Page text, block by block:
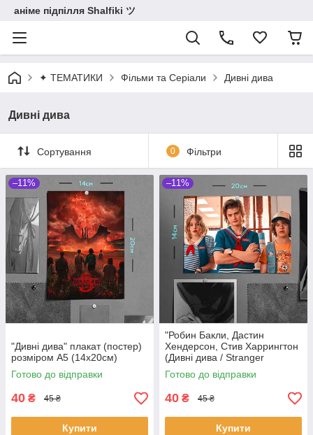
аніме підпілля Shalfiki ツ
✦ ТЕМАТИКИ Фільми та Серіали Дивні дива
Дивні дива
Сортування 0 Фільтри
–11%
"Дивні дива" плакат (постер)
розміром А5 (14х20см)
Готово до відправки
40 ₴ 45 ₴
Купити
–11%
"Робин Бакли, Дастин
Хендерсон, Стив Харрингтон
(Дивні дива / Stranger
Things)" плакат (постер)
розміром А5 (20х14см)
Готово до відправки
40 ₴ 45 ₴
Купити